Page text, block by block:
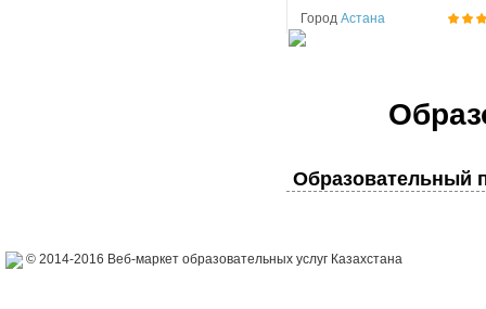
Город Астана
Образовательный
© 2014-2016 Веб-маркет образовательных услуг Казахстана